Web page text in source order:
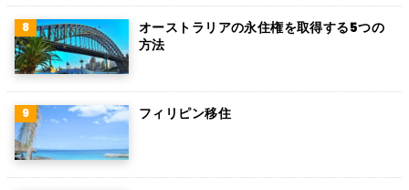
チリ
デンマーク
ハンガリー
ポーランド
南アフリカ
オーストラリアの永住権を取得する5つの
方法
フィリピン移住